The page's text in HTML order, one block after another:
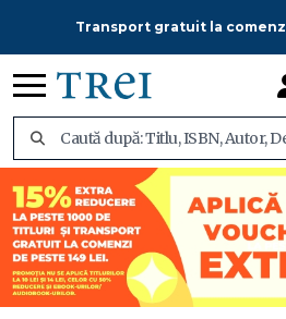
Transport gratuit la